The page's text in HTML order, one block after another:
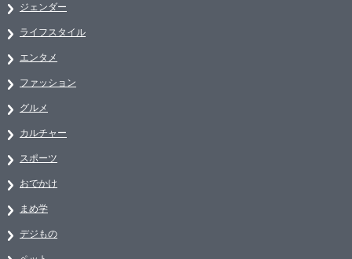
ジェンダー
ライフスタイル
エンタメ
ファッション
グルメ
カルチャー
スポーツ
おでかけ
まめ学
デジもの